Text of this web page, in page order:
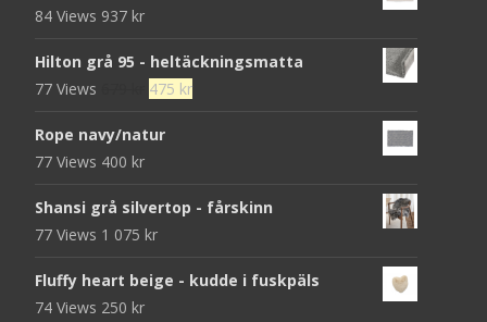
84 Views 937 kr
Hilton grå 95 - heltäckningsmatta
77 Views
Det
priset
475 krDet
475 kr.
Rope navy/natur
77 Views 400 kr
Shansi grå silvertop - fårskinn
77 Views 1 075 kr
Fluffy heart beige - kudde i fuskpäls
74 Views 250 kr